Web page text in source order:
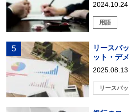
2024.10.24
用語
リースバ
ット・デ
2025.08.13
リースバ